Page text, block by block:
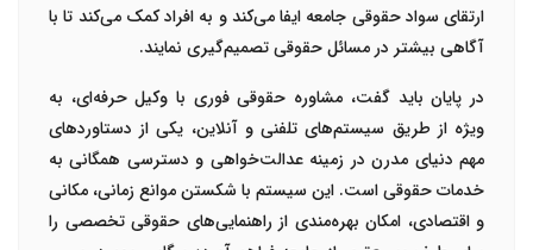
ارتقای سواد حقوقی جامعه ایفا می‌کند و به افراد کمک می‌کند تا با
آگاهی بیشتر در مسائل حقوقی تصمیم‌گیری نمایند.
در پایان باید گفت، مشاوره حقوقی فوری با وکیل حرفه‌ای، به
ویژه از طریق سیستم‌های تلفنی و آنلاین، یکی از دستاوردهای
مهم دنیای مدرن در زمینه عدالت‌خواهی و دسترسی همگانی به
خدمات حقوقی است. این سیستم با شکستن موانع زمانی، مکانی
و اقتصادی، امکان بهره‌مندی از راهنمایی‌های حقوقی تخصصی را